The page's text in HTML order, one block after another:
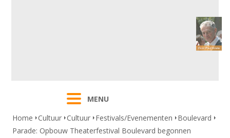
MENU
Home
Cultuur Cultuur Festivals/Evenementen
Boulevard
Parade: Opbouw Theaterfestival Boulevard begonnen